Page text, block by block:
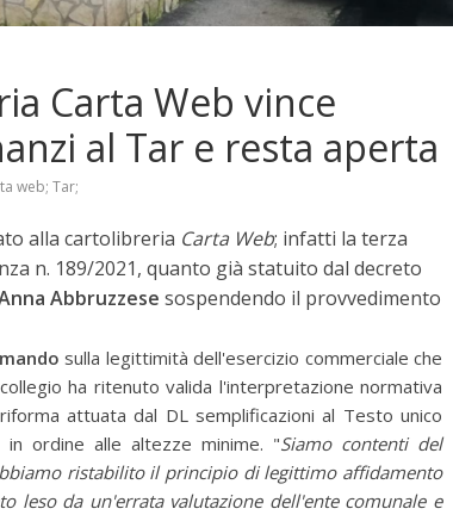
Carta Web vince
al Tar e resta aperta
web; Tar;
alla cartolibreria Carta Web; infatti la terza
n. 189/2021, quanto già statuito dal decreto
Abbruzzese sospendendo il provvedimento
sulla legittimità dell'esercizio commerciale che
ha ritenuto valida l'interpretazione normativa
attuata dal DL semplificazioni al Testo unico
in ordine alle altezze minime. "Siamo contenti del
ristabilito il principio di legittimo affidamento
leso da un'errata valutazione dell'ente comunale e